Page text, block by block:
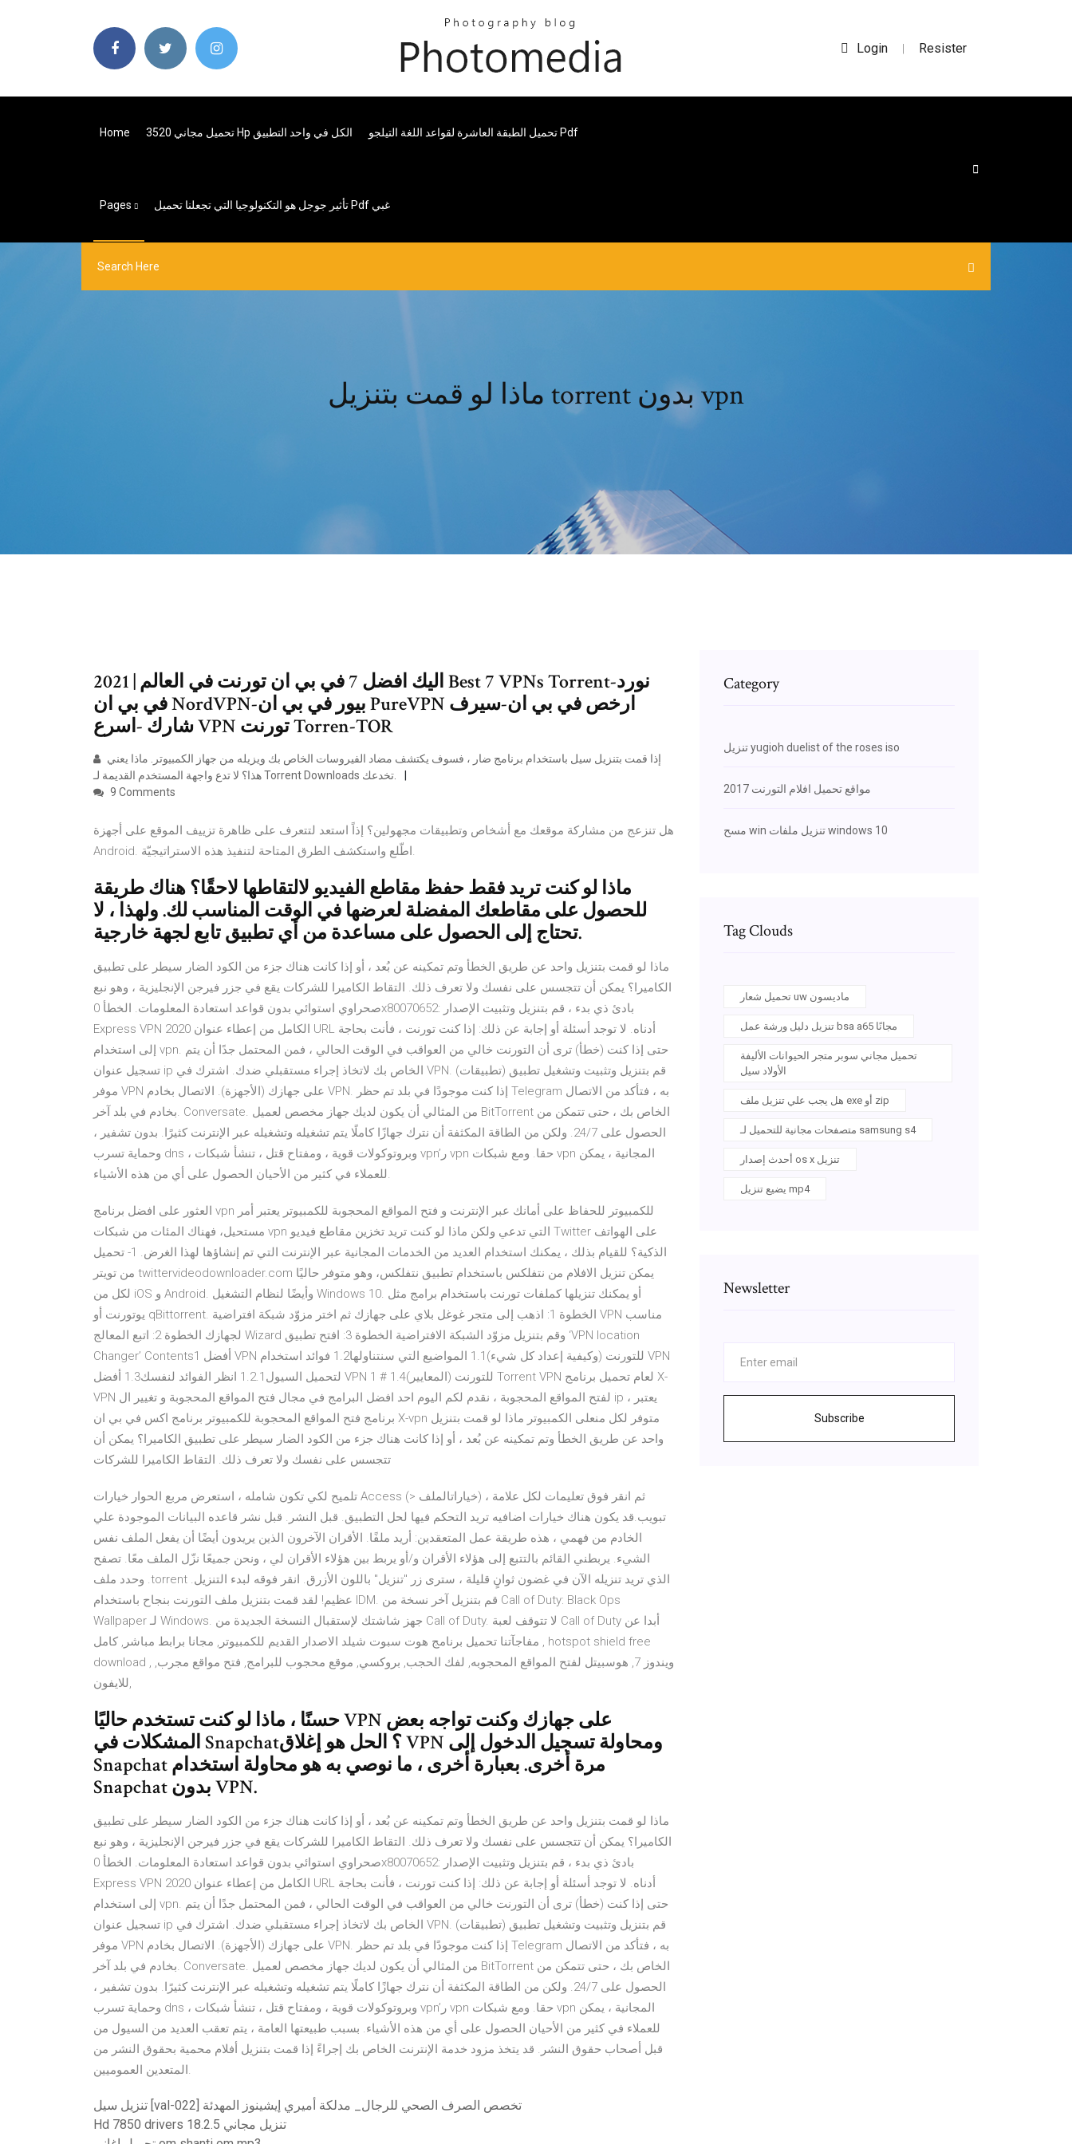
Login | Resister
Home تحميل مجاني 3520 Hp الكل في واحد التطبيق تحميل الطبقة العاشرة لقواعد اللغة التيلجو Pdf
Pages تأثير جوجل هو التكنولوجيا التي تجعلنا تحميل Pdf غبي
ماذا لو قمت بتنزيل torrent بدون vpn
اليك افضل 7 في بي ان تورنت في العالم | 2021 Best 7 VPNs Torrent-نورد
في بي ان NordVPN-بيور في بي ان PureVPN ارخص في بي ان-سيرف
شارك -اسرع VPN تورنت Torren-TOR
9 Comments
هل تنزعج من مشاركة موقعك مع أشخاص وتطبيقات مجهولين؟ إذاً استعد لتتعرف على ظاهرة تزييف الموقع على أجهزة
Android. اطّلع واستكشف الطرق المتاحة لتنفيذ هذه الاستراتيجيّة.
ماذا لو كنت تريد فقط حفظ مقاطع الفيديو لالتقاطها لاحقًا؟ هناك طريقة
للحصول على مقاطعك المفضلة لعرضها في الوقت المناسب لك. ولهذا ، لا
تحتاج إلى الحصول على مساعدة من أي تطبيق تابع لجهة خارجية.
ماذا لو قمت بتنزيل واحد عن طريق الخطأ وتم تمكينه عن بُعد ، أو إذا كانت هناك جزء من الكود الضار سيطر على تطبيق
الكاميرا؟ يمكن أن تتجسس على نفسك ولا تعرف ذلك. التقاط الكاميرا للشركات يقع في جزر فيرجن الإنجليزية ، وهو نبع
صحراوي استوائي بدون قواعد استعادة المعلومات. الخطأ 0x80070652: بادئ ذي بدء ، قم بتنزيل وتثبيت الإصدار
Express VPN 2020 الكامل من إعطاء عنوان URL أدناه. لا توجد أسئلة أو إجابة عن ذلك: إذا كنت تورنت ، فأنت بحاجة
إلى استخدام vpn. حتى إذا كنت (خطأ) ترى أن التورنت خالي من العواقب في الوقت الحالي ، فمن المحتمل جدًا أن يتم
تسجيل عنوان ip الخاص بك لاتخاذ إجراء مستقبلي ضدك. اشترك في VPN. قم بتنزيل وتثبيت وتشغيل تطبيق (تطبيقات)
موفر VPN على جهازك (الأجهزة). الاتصال بخادم VPN. إذا كنت موجودًا في بلد تم حظر Telegram به ، فتأكد من الاتصال
بخادم في بلد آخر. Conversate. من المثالي أن يكون لديك جهاز مخصص لعميل BitTorrent الخاص بك ، حتى تتمكن من
الحصول على 24/7. ولكن من الطاقة المكثفة أن نترك جهازًا كاملًا يتم تشغيله وتشغيله عبر الإنترنت كثيرًا. بدون تشفير ،
وحماية تسرب dns ، وبروتوكولات قوية ، ومفتاح قتل ، تنشأ شبكات vpn’ر vpn حقا. ومع شبكات vpn المجانية ، يمكن
للعملاء في كثير من الأحيان الحصول على أي من هذه الأشياء.
العثور على افضل برنامج vpn للكمبيوتر للحفاظ على أمانك عبر الإنترنت و فتح المواقع المحجوبة للكمبيوتر يعتبر أمر
مستحيل، فهناك المئات من شبكات vpn التي تدعي ولكن ماذا لو كنت تريد تخزين مقاطع فيديو Twitter على الهواتف
الذكية؟ للقيام بذلك ، يمكنك استخدام العديد من الخدمات المجانية عبر الإنترنت التي تم إنشاؤها لهذا الغرض. 1- تحميل
من تويتر twittervideodownloader.com يمكن تنزيل الافلام من نتفلكس باستخدام تطبيق نتفلكس، وهو متوفر حاليًا
لكل من iOS و Android. وأيضًا لنظام التشغيل Windows 10. أو يمكنك تنزيلها كملفات تورنت باستخدام برامج مثل
يوتورنت أو qBittorrent. الخطوة 1: اذهب إلى متجر غوغل بلاي على جهازك ثم اختر مزوّد شبكة افتراضية VPN مناسب
لجهازك الخطوة 2: اتبع المعالج Wizard وقم بتنزيل مزوّد الشبكة الافتراضية الخطوة 3: افتح تطبيق ‘VPN location
Changer’ Contents1 أفضل VPN للتورنت (وكيفية إعداد كل شيء)1.1 المواضيع التي سنتناولها1.2 فوائد استخدام VPN
لتحميل السيول1.2.1 انظر الفوائد لنفسك1.3 أفضل VPN للتورنت (المعايير)1.4 # 1 Torrent VPN لعام تحميل برنامج X-
VPN لفتح المواقع المحجوبة ، نقدم لكم اليوم احد افضل البرامج في مجال فتح المواقع المحجوبة و تغيير ال ip ، يعتبر
برنامج فتح المواقع المحجوبة للكمبيوتر برنامج اكس في بي ان X-vpn متوفر لكل منعلى الكمبيوتر ماذا لو قمت بتنزيل
واحد عن طريق الخطأ وتم تمكينه عن بُعد ، أو إذا كانت هناك جزء من الكود الضار سيطر على تطبيق الكاميرا؟ يمكن أن
تتجسس على نفسك ولا تعرف ذلك. التقاط الكاميرا للشركات
تلميح لكي تكون شامله ، استعرض مربع الحوار خيارات Access (> خياراتالملف) ، ثم انقر فوق تعليمات لكل علامة
تبويب.قد يكون هناك خيارات اضافيه تريد التحكم فيها لحل التطبيق. قبل النشر. قبل نشر قاعده البيانات الموجودة علي
الخادم من فهمي ، هذه طريقة عمل المتعقدين: أريد ملفًا. الأقران الآخرون الذين يريدون أيضًا أن يفعل الملف نفس
الشيء. يربطني القائم بالتتبع إلى هؤلاء الأقران و/أو يربط بين هؤلاء الأقران لي ، ونحن جميعًا نزّل الملف معًا. تصفح
وحدد ملف .torrent الذي تريد تنزيله الآن في غضون ثوانٍ قليلة ، سترى زر "تنزيل" باللون الأزرق. انقر فوقه لبدء التنزيل.
عظيم! لقد قمت بتنزيل ملف التورنت بنجاح باستخدام IDM. قم بتنزيل آخر نسخة من Call of Duty: Black Ops
Wallpaper لـ Windows. جهز شاشتك لإستقبال النسخة الجديدة من Call of Duty. لا تتوقف لعبة Call of Duty أبدا عن
مفاجآتنا تحميل برنامج هوت سبوت شيلد الاصدار القديم للكمبيوتر, مجانا برابط مباشر, كامل , hotspot shield free
download , ويندوز 7, هوسبيتل لفتح المواقع المحجوبه, لفك الحجب, بروكسي, موقع محجوب للبرامج, فتح مواقع مجرب,
للايفون,
حسنًا ، ماذا لو كنت تستخدم حاليًا VPN على جهازك وكنت تواجه بعض
المشكلات في Snapchat؟ الحل هو إغلاق VPN ومحاولة تسجيل الدخول إلى
Snapchat مرة أخرى. بعبارة أخرى ، ما نوصي به هو محاولة استخدام
Snapchat بدون VPN.
ماذا لو قمت بتنزيل واحد عن طريق الخطأ وتم تمكينه عن بُعد ، أو إذا كانت هناك جزء من الكود الضار سيطر على تطبيق
الكاميرا؟ يمكن أن تتجسس على نفسك ولا تعرف ذلك. التقاط الكاميرا للشركات يقع في جزر فيرجن الإنجليزية ، وهو نبع
صحراوي استوائي بدون قواعد استعادة المعلومات. الخطأ 0x80070652: بادئ ذي بدء ، قم بتنزيل وتثبيت الإصدار
Express VPN 2020 الكامل من إعطاء عنوان URL أدناه. لا توجد أسئلة أو إجابة عن ذلك: إذا كنت تورنت ، فأنت بحاجة
إلى استخدام vpn. حتى إذا كنت (خطأ) ترى أن التورنت خالي من العواقب في الوقت الحالي ، فمن المحتمل جدًا أن يتم
تسجيل عنوان ip الخاص بك لاتخاذ إجراء مستقبلي ضدك. اشترك في VPN. قم بتنزيل وتثبيت وتشغيل تطبيق (تطبيقات)
موفر VPN على جهازك (الأجهزة). الاتصال بخادم VPN. إذا كنت موجودًا في بلد تم حظر Telegram به ، فتأكد من الاتصال
بخادم في بلد آخر. Conversate. من المثالي أن يكون لديك جهاز مخصص لعميل BitTorrent الخاص بك ، حتى تتمكن من
الحصول على 24/7. ولكن من الطاقة المكثفة أن نترك جهازًا كاملًا يتم تشغيله وتشغيله عبر الإنترنت كثيرًا. بدون تشفير ،
وحماية تسرب dns ، وبروتوكولات قوية ، ومفتاح قتل ، تنشأ شبكات vpn’ر vpn حقا. ومع شبكات vpn المجانية ، يمكن
للعملاء في كثير من الأحيان الحصول على أي من هذه الأشياء. بسبب طبيعتها العامة ، يتم تعقب العديد من السيول من
قبل أصحاب حقوق النشر. قد يتخذ مزود خدمة الإنترنت الخاص بك إجراءً إذا قمت بتنزيل أفلام محمية بحقوق النشر من
المتعدين العموميين.
تنزيل سيل [val-022] تخصص الصرف الصحي للرجال_ مدلكة أميري إيشينوز المهدئة
Hd 7850 drivers 18.2.5 تنزيل مجاني
Category
تنزيل yugioh duelist of the roses iso
مواقع تحميل افلام التورنت 2017
مسح win تنزيل ملفات windows 10
Tag Clouds
تحميل شعار uw ماديسون
تنزيل دليل ورشة عمل bsa a65 مجانًا
تحميل مجاني سوبر متجر الحيوانات الأليفة
الأولاد سيل
هل يجب علي تنزيل ملف exe أو zip
متصفحات مجانية للتحميل لـ samsung s4
أحدث إصدار os x تنزيل
يضيع تنزيل mp4
Newsletter
Subscribe